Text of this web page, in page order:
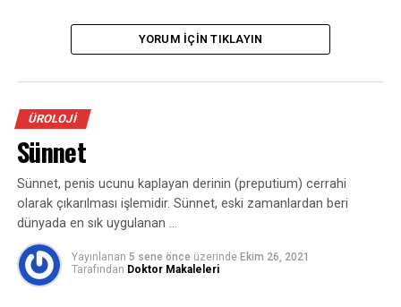
mide-bağırsak sistemindeki hareket azalmasına bağlı
• İdrar yapmada zorluk görülebilir.
Günümüzde üriner sistemi tehdit eden taştan
kurtulmayı sağlamak ve hastanın en kısa zamanda
günlük hayata dönmesini sağlamak adına minimal
invaziv tekniklerin gelişmesi sonucu klasik açık cerrahi,
en az başvurulan ve en az tercih edilen metot olarak
kalmıştır. Perkütan nefrolitotomi ve Üreterolitotripsi,
minimal invaziv teknikler arasında yer alan girişimlerdir.
-Perkütan nefrolitotomi (PCNL)
YORUM İÇIN TIKLAYIN
ÜROLOJI
Sünnet
Sünnet, penis ucunu kaplayan derinin (preputium) cerrahi
olarak çıkarılması işlemidir. Sünnet, eski zamanlardan beri
dünyada en sık uygulanan …
Yayınlanan 5 sene önce üzerinde Ekim 26, 2021
Tarafından Doktor Makaleleri